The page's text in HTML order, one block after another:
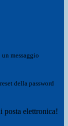
messaggio
della password
posta elettronica!